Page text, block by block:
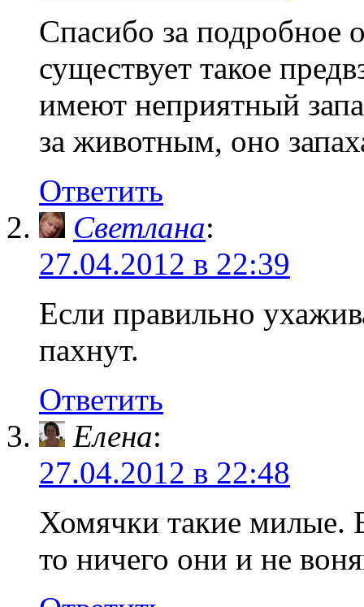
Спасибо за подробное
существует такое
имеют неприятный
за животным, оно
Ответить
Светлана:
27.04.2012 в 22:39
Если правильно
пахнут.
Ответить
Елена:
27.04.2012 в 22:48
Хомячки такие милые.
то ничего они и не